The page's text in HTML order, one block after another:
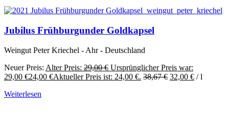
Jubilus Frühburgunder Goldkapsel
Weingut Peter Kriechel - Ahr - Deutschland
Neuer Preis: Alter Preis: 29,00€ Ursprünglicher Preis war:
29,00 €24,00 €Aktueller Preis ist: 24,00 €. 38,67€ 32,00 € /l
Weiterlesen